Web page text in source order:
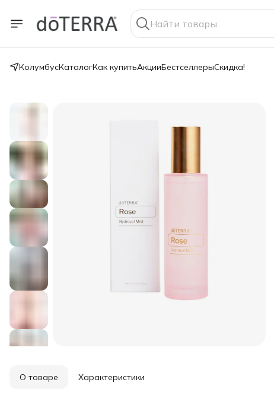
КолумбусКаталогКак купитьАкцииБестселлерыСкидка!
О товаре Характеристики